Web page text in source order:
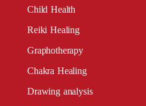
Child Health
Reiki Healing
Graphotherapy
Chakra Healing
Drawing analysis